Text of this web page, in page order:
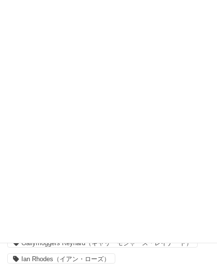
Gallymoggers Reynard（ギャリーモジャース・レイナード）
Ian Rhodes（イアン・ローズ）